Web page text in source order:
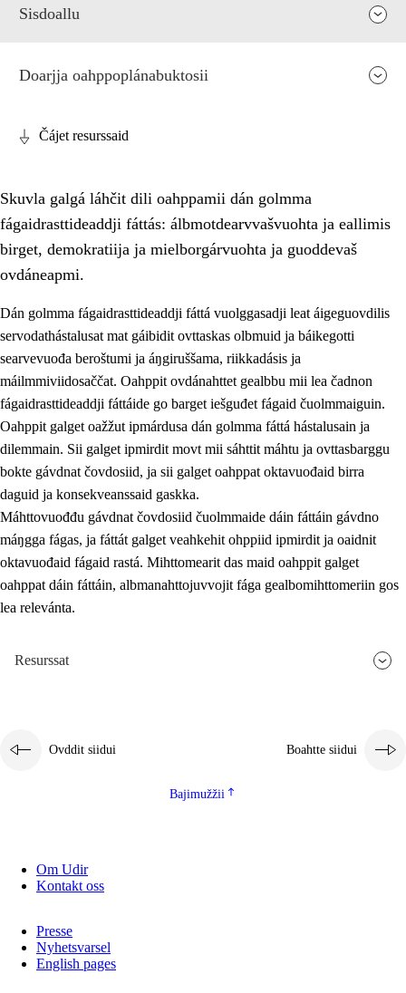
Sisdoallu
2. Oahppama prinsihpat, ovdáneapmi ja oahppahábmen
Sosiála oahppan ja ovdáneapmi
2.2 Gealbu fágain
Vuođđogálggat
2.4 Oahppat oahppat
Fágaidrasttideaddji fáttát
2.5 Fágaidrasttideaddji fáttát
2.5.2 Demokratiija ja mielborgárvuohta
2.5.3
Doarjja oahppoplánabuktosii
Čájet resurssaid
Skuvla galgá láhčit dili oahppamii dán golmma
fágaidrasttideaddji fáttás: álbmotdearvvašvuohta ja eallimis
birget, demokratiija ja mielborgárvuohta ja guoddevaš
ovdáneapmi.
Dán golmma fágaidrasttideaddji fáttá vuolggasadji leat áigeguovdilis
servodathástalusat mat gáibidit ovttaskas olbmuid ja báikegotti
searvevuođa beroštumi ja áŋgiruššama, riikkadásis ja
máilmmiviidosaččat. Oahppit ovdánahttet gealbbu mii lea čadnon
fágaidrasttideaddji fáttáide go barget iešguđet fágaid čuolmmaiguin.
Oahppit galget oažžut ipmárdusa dán golmma fáttá hástalusain ja
dilemmain. Sii galget ipmirdit movt mii sáhttit máhtu ja ovttasbarggu
bokte gávdnat čovdosiid, ja sii galget oahppat oktavuođaid birra
daguid ja konsekveanssaid gaskka.
Máhttovuođđu gávdnat čovdosiid čuolmmaide dáin fáttáin gávdno
máŋgga fágas, ja fáttát galget veahkehit ohppiid ipmirdit ja oaidnit
oktavuođaid fágaid rastá. Mihttomearit das maid oahppit galget
oahppat dáin fáttáin, albmanahttojuvvojit fága gealbomihttomeriin gos
lea relevánta.
Resurssat
Ovddit siidui Boahtte siidui
Bajimužžii
Om Udir
Kontakt oss
Presse
Nyhetsvarsel
English pages